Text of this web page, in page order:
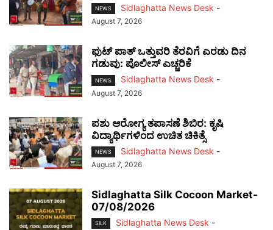
NEWS Sidlaghatta News Desk -
August 7, 2026
ಫುಟ್‌ ಪಾತ್ ಒತ್ತುವರಿ ತೆರವಿಗೆ ಎರಡು ದಿನ
ಗಡುವು: ಪೊಲೀಸ್ ಎಚ್ಚರಿಕೆ
NEWS Sidlaghatta News Desk -
August 7, 2026
ಪಶು ಆರೋಗ್ಯ ತಪಾಸಣೆ ಶಿಬಿರ: ಕೃಷಿ
ವಿದ್ಯಾರ್ಥಿಗಳಿಂದ ಉಚಿತ ಚಿಕಿತ್ಸೆ
NEWS Sidlaghatta News Desk -
August 7, 2026
Sidlaghatta Silk Cocoon Market-
07/08/2026
SILK Sidlaghatta News Desk -